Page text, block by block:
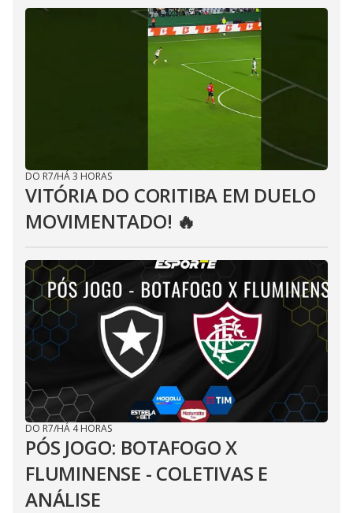
DO R7/HÁ 3 HORAS
VITÓRIA DO CORITIBA EM DUELO
MOVIMENTADO! 🔥
DO R7/HÁ 4 HORAS
PÓS JOGO: BOTAFOGO X
FLUMINENSE - COLETIVAS E
ANÁLISE